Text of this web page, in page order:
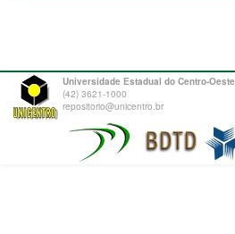
Universidade Estadual do Centro-Oeste
(42) 3621-1000
repositorio@unicentro.br